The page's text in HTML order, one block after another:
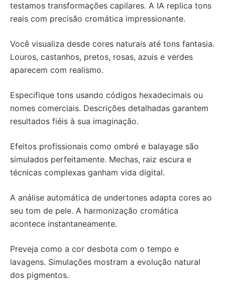
testamos transformações capilares. A IA replica tons
reais com precisão cromática impressionante.
Você visualiza desde cores naturais até tons fantasia.
Louros, castanhos, pretos, rosas, azuis e verdes
aparecem com realismo.
Especifique tons usando códigos hexadecimais ou
nomes comerciais. Descrições detalhadas garantem
resultados fiéis à sua imaginação.
Efeitos profissionais como ombré e balayage são
simulados perfeitamente. Mechas, raiz escura e
técnicas complexas ganham vida digital.
A análise automática de undertones adapta cores ao
seu tom de pele. A harmonização cromática
acontece instantaneamente.
Preveja como a cor desbota com o tempo e
lavagens. Simulações mostram a evolução natural
dos pigmentos.